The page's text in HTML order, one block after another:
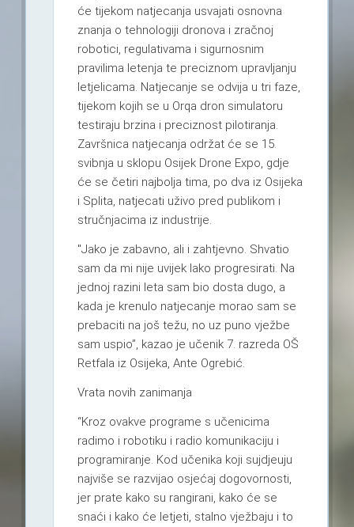
će tijekom natjecanja usvajati osnovna
znanja o tehnologiji dronova i zračnoj
robotici, regulativama i sigurnosnim
pravilima letenja te preciznom upravljanju
letjelicama. Natjecanje se odvija u tri faze,
tijekom kojih se u Orqa dron simulatoru
testiraju brzina i preciznost pilotiranja.
Završnica natjecanja održat će se 15.
svibnja u sklopu Osijek Drone Expo, gdje
će se četiri najbolja tima, po dva iz Osijeka
i Splita, natjecati uživo pred publikom i
stručnjacima iz industrije.
"Jako je zabavno, ali i zahtjevno. Shvatio
sam da mi nije uvijek lako progresirati. Na
jednoj razini leta sam bio dosta dugo, a
kada je krenulo natjecanje morao sam se
prebaciti na još težu, no uz puno vježbe
sam uspio”, kazao je učenik 7. razreda OŠ
Retfala iz Osijeka, Ante Ogrebić.
Vrata novih zanimanja
“Kroz ovakve programe s učenicima
radimo i robotiku i radio komunikaciju i
programiranje. Kod učenika koji sujdjeuju
najviše se razvijao osjećaj dogovornosti,
jer prate kako su rangirani, kako će se
snaći i kako će letjeti, stalno vježbaju i to